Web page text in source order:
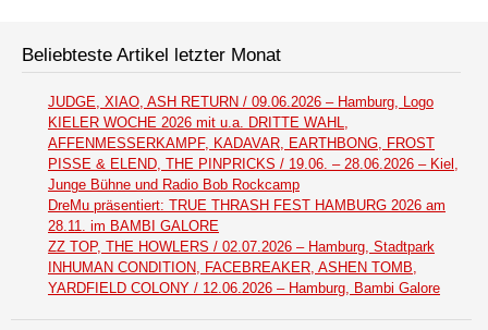
Beliebteste Artikel letzter Monat
JUDGE, XIAO, ASH RETURN / 09.06.2026 – Hamburg, Logo
KIELER WOCHE 2026 mit u.a. DRITTE WAHL,
AFFENMESSERKAMPF, KADAVAR, EARTHBONG, FROST
PISSE & ELEND, THE PINPRICKS / 19.06. – 28.06.2026 – Kiel,
Junge Bühne und Radio Bob Rockcamp
DreMu präsentiert: TRUE THRASH FEST HAMBURG 2026 am
28.11. im BAMBI GALORE
ZZ TOP, THE HOWLERS / 02.07.2026 – Hamburg, Stadtpark
INHUMAN CONDITION, FACEBREAKER, ASHEN TOMB,
YARDFIELD COLONY / 12.06.2026 – Hamburg, Bambi Galore